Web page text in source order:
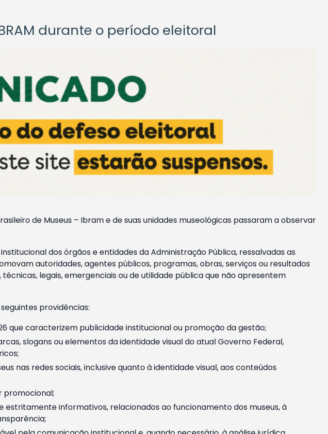
durante o período eleitoral
de Museus – Ibram e de suas unidades museológicas passaram a observar
dos órgãos e entidades da Administração Pública, ressalvadas as
autoridades, agentes públicos, programas, obras, serviços ou resultados
legais, emergenciais ou de utilidade pública que não apresentem
providências:
que caracterizem publicidade institucional ou promoção da gestão;
slogans ou elementos da identidade visual do atual Governo Federal,
nas redes sociais, inclusive quanto à identidade visual, aos conteúdos
promocional;
informativos, relacionados ao funcionamento dos museus, à